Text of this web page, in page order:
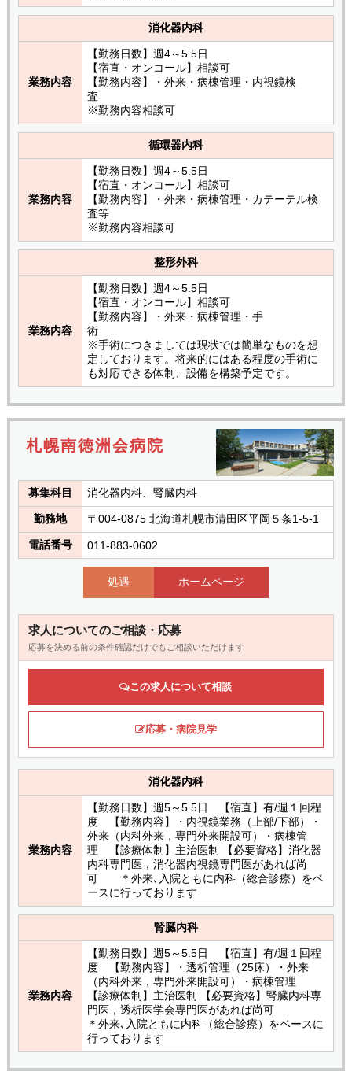
消化器内科
業務内容
【勤務日数】週4～5.5日
【宿直・オンコール】相談可
【勤務内容】・外来・病棟管理・内視鏡検
査
※勤務内容相談可
循環器内科
業務内容
【勤務日数】週4～5.5日
【宿直・オンコール】相談可
【勤務内容】・外来・病棟管理・カテーテル検
査等
※勤務内容相談可
整形外科
業務内容
【勤務日数】週4～5.5日
【宿直・オンコール】相談可
【勤務内容】・外来・病棟管理・手
術
※手術につきましては現状では簡単なものを想
定しております。将来的にはある程度の手術に
も対応できる体制、設備を構築予定です。
札幌南徳洲会病院
募集科目 消化器内科、腎臓内科
勤務地 〒004-0875 北海道札幌市清田区平岡５条1-5-1
電話番号 011-883-0602
処遇 ホームページ
求人についてのご相談・応募
応募を決める前の条件確認だけでもご相談いただけます
この求人について相談
応募・病院見学
消化器内科
業務内容
【勤務日数】週5～5.5日 【宿直】有/週１回程
度 【勤務内容】・内視鏡業務（上部/下部）・
外来（内科外来，専門外来開設可）・病棟管
理 【診療体制】主治医制 【必要資格】消化器
内科専門医，消化器内視鏡専門医があれば尚
可 ＊外来､入院ともに内科（総合診療）をベ
ースに行っております
腎臓内科
業務内容
【勤務日数】週5～5.5日 【宿直】有/週１回程
度 【勤務内容】・透析管理（25床）・外来
（内科外来，専門外来開設可）・病棟管理
【診療体制】主治医制 【必要資格】腎臓内科専
門医，透析医学会専門医があれば尚可
＊外来､入院ともに内科（総合診療）をベースに
行っております